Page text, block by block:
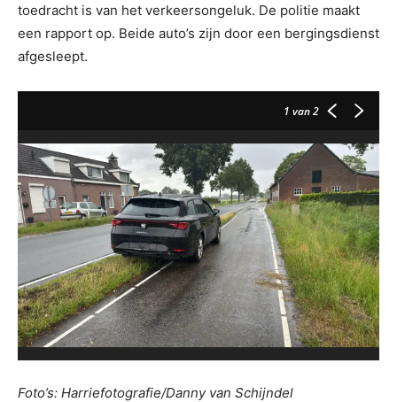
toedracht is van het verkeersongeluk. De politie maakt
een rapport op. Beide auto’s zijn door een bergingsdienst
afgesleept.
1 van 2
Foto’s: Harriefotografie/Danny van Schijndel